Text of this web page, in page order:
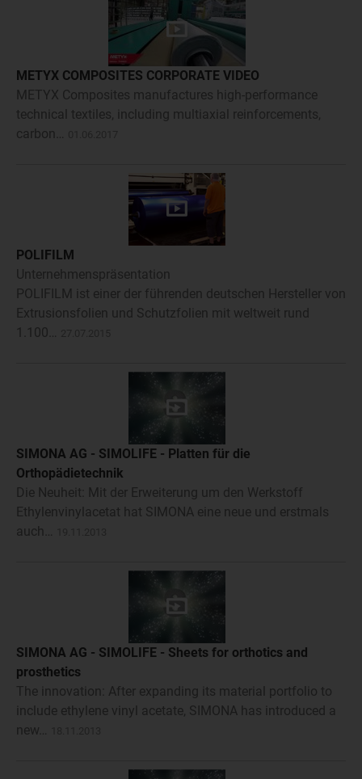
METYX COMPOSITES CORPORATE VIDEO
METYX Composites manufactures high-performance
technical textiles, including multiaxial reinforcements,
carbon…
POLIFILM
Unternehmenspräsentation
POLIFILM ist einer der führenden deutschen Hersteller von
Extrusionsfolien und Schutzfolien mit weltweit rund
1.100…
SIMONA AG - SIMOLIFE - Platten für die
Orthopädietechnik
Die Neuheit: Mit der Erweiterung um den Werkstoff
Ethylenvinylacetat hat SIMONA eine neue und erstmals
auch…
SIMONA AG - SIMOLIFE - Sheets for orthotics and
prosthetics
The innovation: After expanding its material portfolio to
include ethylene vinyl acetate, SIMONA has introduced a
new…